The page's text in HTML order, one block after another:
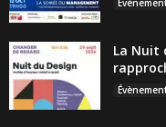
La Nuit